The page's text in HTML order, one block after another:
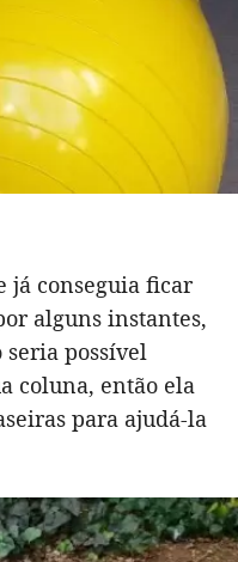
já conseguia ficar
alguns instantes,
possível
coluna, então ela
para ajudá-la